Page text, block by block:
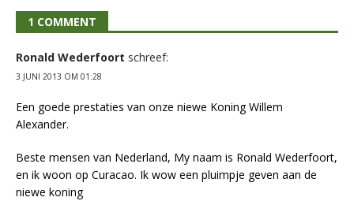
1 COMMENT
Ronald Wederfoort schreef:
3 JUNI 2013 OM 01:28
Een goede prestaties van onze niewe Koning Willem
Alexander.
Beste mensen van Nederland, My naam is Ronald Wederfoort,
en ik woon op Curacao. Ik wow een pluimpje geven aan de
niewe koning